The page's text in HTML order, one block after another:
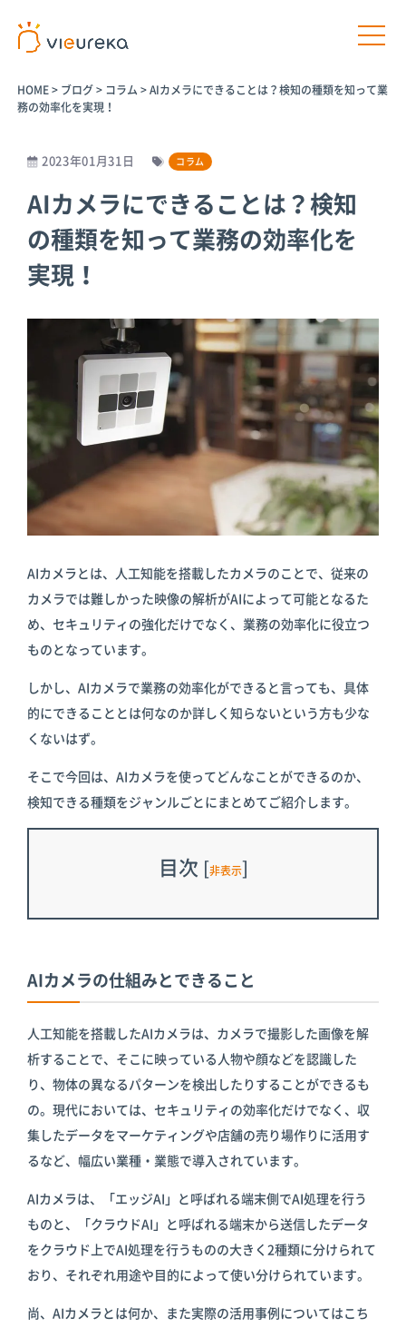
プラットフ
ォームサー
ビス
Vieureka
Vieurekaカ
SDK
スターターキ
ット
パートナー
プログラム
覧
パートナー商
品
AIカメラ活用
のご相談
パートナー
商業施設
AIカメラ活
用の相談
HOME> ブログ> コラム > AIカメラにできることは？検知の種類を知って業
務の効率化を実現！
2023年01月31日 コラム
AIカメラにできることは？検知
の種類を知って業務の効率化を
実現！
AIカメラとは、人工知能を搭載したカメラのことで、従来の
カメラでは難しかった映像の解析がAIによって可能となるた
め、セキュリティの強化だけでなく、業務の効率化に役立つ
ものとなっています。
しかし、AIカメラで業務の効率化ができると言っても、具体
的にできることとは何なのか詳しく知らないという方も少な
くないはず。
そこで今回は、AIカメラを使ってどんなことができるのか、
検知できる種類をジャンルごとにまとめてご紹介します。
目次 [非表示]
AIカメラの仕組みとできること
人工知能を搭載したAIカメラは、カメラで撮影した画像を解
析することで、そこに映っている人物や顔などを認識した
り、物体の異なるパターンを検出したりすることができるも
の。現代においては、セキュリティの効率化だけでなく、収
集したデータをマーケティングや店舗の売り場作りに活用す
るなど、幅広い業種・業態で導入されています。
AIカメラは、「エッジAI」と呼ばれる端末側でAI処理を行う
ものと、「クラウドAI」と呼ばれる端末から送信したデータ
をクラウド上でAI処理を行うものの大きく2種類に分けられて
おり、それぞれ用途や目的によって使い分けられています。
尚、AIカメラとは何か、また実際の活用事例についてはこち